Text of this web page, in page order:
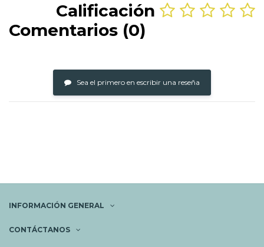
Calificación
Comentarios (0)
Sea el primero en escribir una reseña
INFORMACIÓN GENERAL
CONTÁCTANOS